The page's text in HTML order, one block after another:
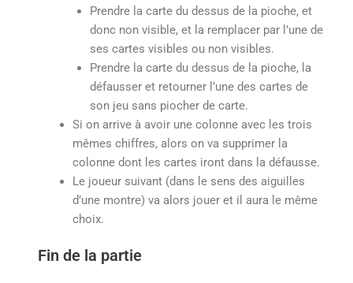
Prendre la carte du dessus de la pioche, et
donc non visible, et la remplacer par l’une de
ses cartes visibles ou non visibles.
Prendre la carte du dessus de la pioche, la
défausser et retourner l’une des cartes de
son jeu sans piocher de carte.
Si on arrive à avoir une colonne avec les trois
mêmes chiffres, alors on va supprimer la
colonne dont les cartes iront dans la défausse.
Le joueur suivant (dans le sens des aiguilles
d’une montre) va alors jouer et il aura le même
choix.
Fin de la partie